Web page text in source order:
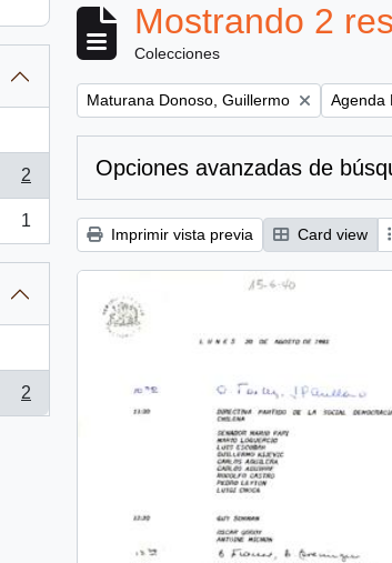
2
1
2
Mostrando 2
Colecciones
Remove filter:
Maturana Donoso, Guillermo Agenda
Opciones avanzadas de
Imprimir vista previa Card view